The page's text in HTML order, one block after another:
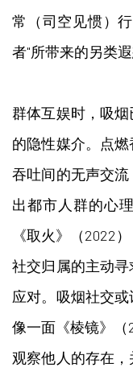
常（司空见惯）
者"所带来的另类遐
群体互娱时，吸
的隐性媒介。点燃
吞吐间的无声交
出都市人群的心
《取火》（2022
社交归属的主动
应对。吸烟社交
像一面《棱镜》
观察他人的存在，